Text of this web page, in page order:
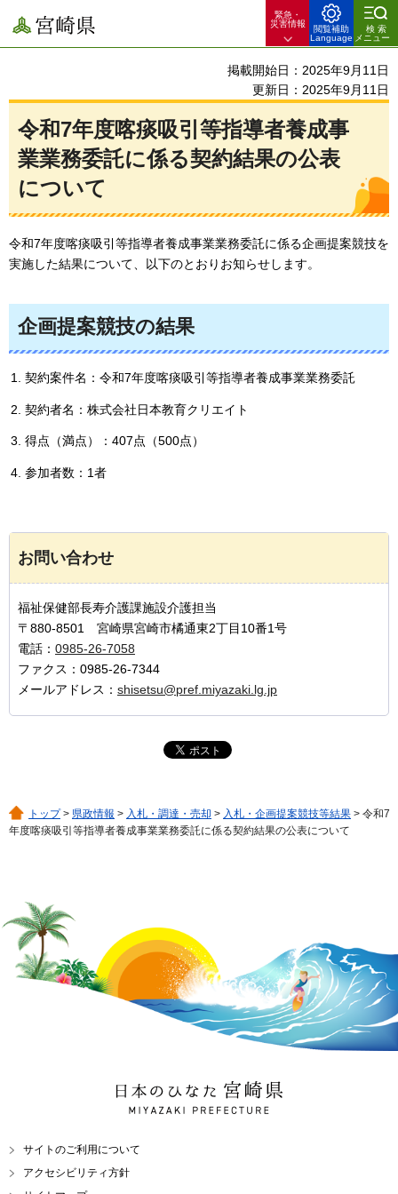
宮崎県
緊急・
災害情報
閲覧補助
Language
検索
メニュー
掲載開始日：2025年9月11日
更新日：2025年9月11日
令和7年度喀痰吸引等指導者養成事
業業務委託に係る契約結果の公表
について
令和7年度喀痰吸引等指導者養成事業業務委託に係る企画提案競技を
実施した結果について、以下のとおりお知らせします。
企画提案競技の結果
契約案件名：令和7年度喀痰吸引等指導者養成事業業務委託
契約者名：株式会社日本教育クリエイト
得点（満点）：407点（500点）
参加者数：1者
お問い合わせ
福祉保健部長寿介護課施設介護担当
〒880-8501 宮崎県宮崎市橘通東2丁目10番1号
電話： 0985-26-7058
ファクス：0985-26-7344
メールアドレス： shisetsu@pref.miyazaki.lg.jp
トップ> 県政情報 > 入札・調達・売却 > 入札・企画提案競技等結果 > 令和7
年度喀痰吸引等指導者養成事業業務委託に係る契約結果の公表について
日本のひなた 宮崎県
MIYAZAKI PREFECTURE
サイトのご利用について
アクセシビリティ方針